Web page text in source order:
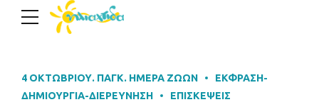
4 ΟΚΤΩΒΡΊΟΥ. ΠΑΓΚ. ΗΜΈΡΑ ΖΏΩΝ
ΈΚΦΡΑΣΗ-
ΔΗΜΙΟΥΡΓΊΑ-ΔΙΕΡΕΎΝΗΣΗ
ΕΠΙΣΚΈΨΕΙΣ